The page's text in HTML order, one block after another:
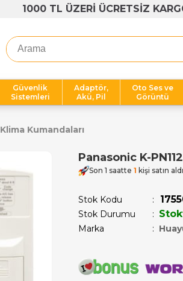
1000 TL ÜZERİ ÜCRETSİZ
Güvenlik
Sistemleri
Adaptör,
Akü, Pil
Oto Ses ve
Görüntü
Klima Kumandaları
Panasonic K-
Son 1 saatte 1 kişi satın
Stok Kodu
Stok Durumu :
Marka :